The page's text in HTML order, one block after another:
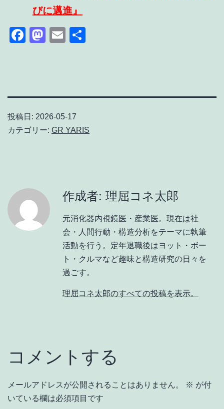
びに邁進』
Facebook
Mastodon
Email
投稿日: 2026-05-17
カテゴリー: GR YARIS
作成者: 理屈コネ太郎
元消化器内視鏡医・産業医。現在は社
会・人間行動・構造分析をテーマに執筆
活動を行う。定年退職後はヨット・ボー
ト・クルマなど趣味と構造研究の日々を
過ごす。
理屈コネ太郎のすべての投稿を表示。
コメントする
メールアドレスが公開されることはありません。 ※ が付
いている欄は必須項目です